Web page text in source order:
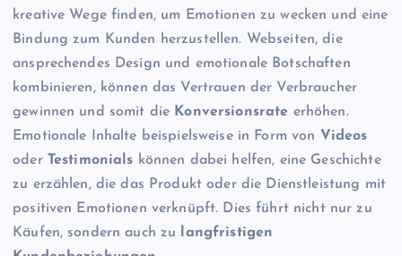
kreative Wege finden, um Emotionen zu wecken und eine
Bindung zum Kunden herzustellen. Webseiten, die
ansprechendes Design und emotionale Botschaften
kombinieren, können das Vertrauen der Verbraucher
gewinnen und somit die Konversionsrate erhöhen.
Emotionale Inhalte beispielsweise in Form von Videos
oder Testimonials können dabei helfen, eine Geschichte
zu erzählen, die das Produkt oder die Dienstleistung mit
positiven Emotionen verknüpft. Dies führt nicht nur zu
Käufen, sondern auch zu langfristigen